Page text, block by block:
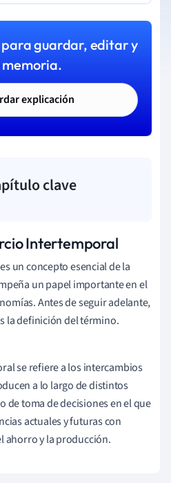
guardar, editar y
explicación
clave
Intertemporal
un concepto esencial de la
un papel importante en el
Antes de seguir adelante,
la definición del término.
se refiere a los intercambios
a lo largo de distintos
de toma de decisiones en el que
actuales y futuras con
ahorro y la producción.